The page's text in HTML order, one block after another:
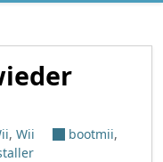
, Wii bootmii,